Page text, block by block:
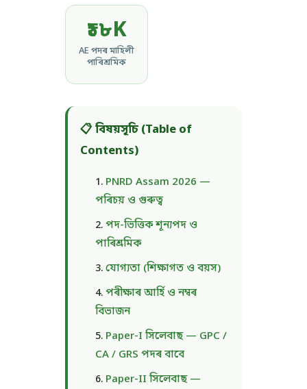
₹১৮K
AE পদৰ মাহিলী
পাৰিশ্ৰমিক
📋 বিষয়সূচি (Table of
Contents)
PNRD Assam 2026 —
পৰিচয় ও গুৰুত্ব
পদ-ভিত্তিক শূন্যপদ ও
পাৰিশ্ৰমিক
যোগ্যতা (শিক্ষাগত ও বয়স)
পৰীক্ষাৰ আৰ্হি ও নম্বৰ
বিভাজন
Paper-I সিলেবাছ — GPC /
CA / GRS পদৰ বাবে
Paper-II সিলেবাছ —